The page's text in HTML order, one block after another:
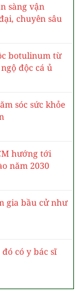
sàng vận
chuyên sâu
botulinum từ
độc cá ủ
sóc sức khỏe
hướng tới
năm 2030
gia bầu cử như
có y bác sĩ